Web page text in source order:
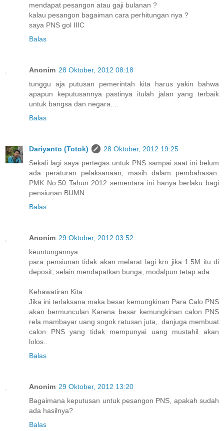
mendapat pesangon atau gaji bulanan ?
kalau pesangon bagaiman cara perhitungan nya ?
saya PNS gol IIIC
Balas
Anonim 28 Oktober, 2012 08:18
tunggu aja putusan pemerintah kita harus yakin bahwa
apapun keputusannya pastinya itulah jalan yang terbaik
untuk bangsa dan negara....
Balas
Dariyanto (Totok)
28 Oktober, 2012 19:25
Sekali lagi saya pertegas untuk PNS sampai saat ini belum
ada peraturan pelaksanaan, masih dalam pembahasan.
PMK No.50 Tahun 2012 sementara ini hanya berlaku bagi
pensiunan BUMN.
Balas
Anonim 29 Oktober, 2012 03:52
keuntungannya :
para pensiunan tidak akan melarat lagi krn jika 1.5M itu di
deposit, selain mendapatkan bunga, modalpun tetap ada
Kehawatiran Kita :
Jika ini terlaksana maka besar kemungkinan Para Calo PNS
akan bermunculan Karena besar kemungkinan calon PNS
rela mambayar uang sogok ratusan juta,. danjuga membuat
calon PNS yang tidak mempunyai uang mustahil akan
lolos..
Balas
Anonim 29 Oktober, 2012 13:20
Bagaimana keputusan untuk pesangon PNS, apakah sudah
ada hasilnya?
Balas